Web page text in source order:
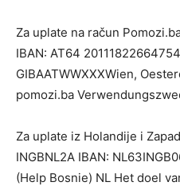
Za uplate na račun
IBAN: AT64
GIBAATWWXXXWien,
pomozi.ba
Za uplate iz Holandije i
INGBNL2A IBAN:
(Help Bosnie) NL Het doel